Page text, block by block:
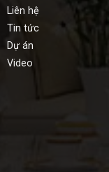
Liên hệ
Tin tức
Dự án
Video